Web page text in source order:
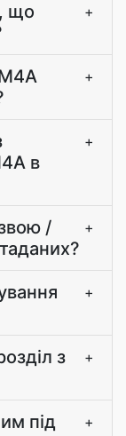
що
+
+
в
+
/
+
+
з
+
під
+